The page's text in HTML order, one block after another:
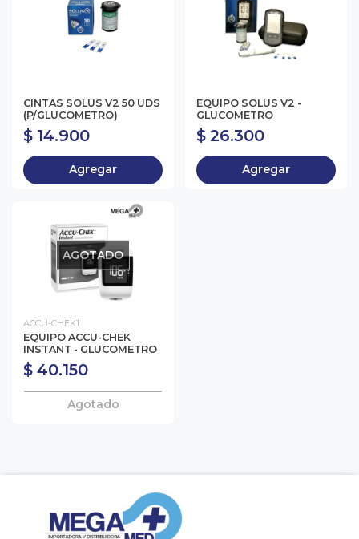
CINTAS SOLUS V2 50 UDS
(P/GLUCOMETRO)
$ 14.900
Agregar
EQUIPO SOLUS V2 -
GLUCOMETRO
$ 26.300
Agregar
AGOTADO
ACCU-CHEK1
EQUIPO ACCU-CHEK
INSTANT - GLUCOMETRO
$ 40.150
Agotado